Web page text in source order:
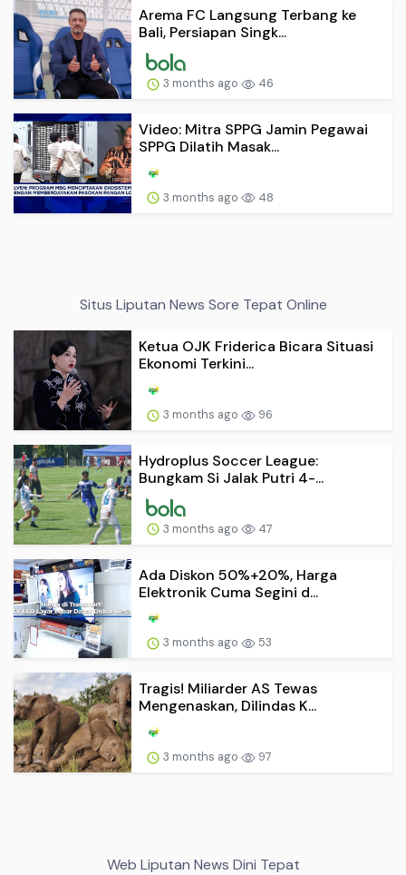
Arema FC Langsung Terbang ke
Bali, Persiapan Singk...
3 months ago 46
Video: Mitra SPPG Jamin Pegawai
SPPG Dilatih Masak...
3 months ago 48
Situs Liputan News Sore Tepat Online
Ketua OJK Friderica Bicara Situasi
Ekonomi Terkini...
3 months ago 96
Hydroplus Soccer League:
Bungkam Si Jalak Putri 4-...
3 months ago 47
Ada Diskon 50%+20%, Harga
Elektronik Cuma Segini d...
3 months ago 53
Tragis! Miliarder AS Tewas
Mengenaskan, Dilindas K...
3 months ago 97
Web Liputan News Dini Tepat